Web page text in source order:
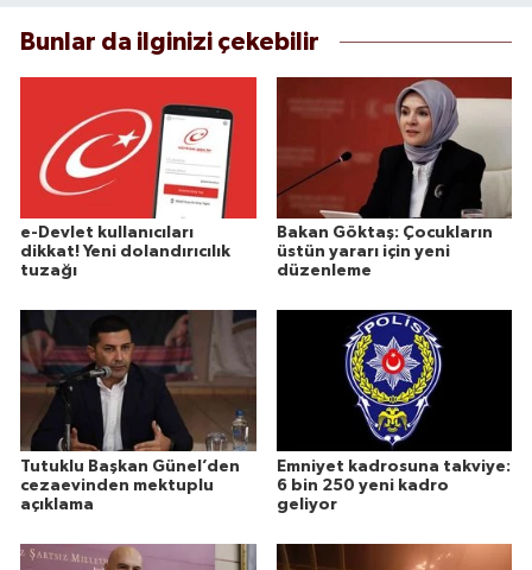
Bunlar da ilginizi çekebilir
e-Devlet kullanıcıları
dikkat! Yeni dolandırıcılık
tuzağı
Bakan Göktaş: Çocukların
üstün yararı için yeni
düzenleme
Tutuklu Başkan Günel’den
cezaevinden mektuplu
açıklama
Emniyet kadrosuna takviye:
6 bin 250 yeni kadro
geliyor